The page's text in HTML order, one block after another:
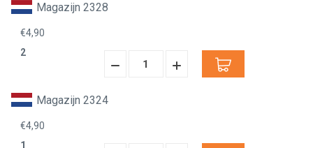
Magazijn 2328
€4,90
2
Hoeveelheid
Hoeveelheid
Magazijn 2324
€4,90
1